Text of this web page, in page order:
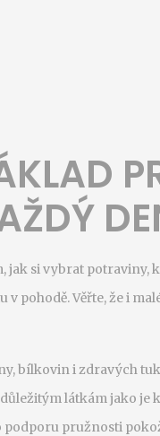
jak si vybrat potraviny,
pohodě. Věřte, že i
bílkovin i zdravých
látkám jako je
pružnosti